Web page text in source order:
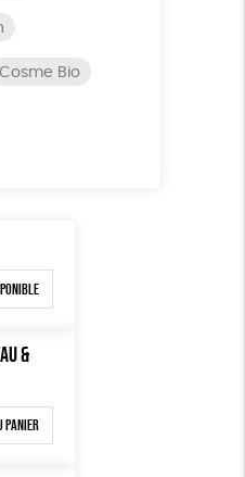
Cosme Bio
&
panier